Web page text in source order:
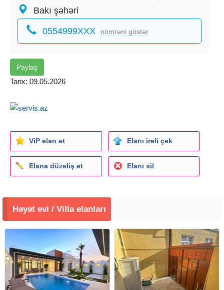
Bakı şəhəri
0554999XXX nömrəni göstər
Paylaş
Tarix: 09.05.2026
ViP elan et Elanı irəli çək
Elana düzəliş et Elanı sil
Həyət evi / Villa elanları